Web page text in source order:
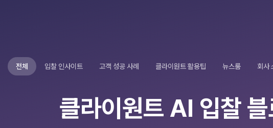
전체 입찰 인사이트 고객 성공 사례 클라이원트 활용팁 뉴스룸 회사
클라이원트 AI 입찰